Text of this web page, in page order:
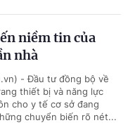
niềm tin của
nhà
- Đầu tư đồng bộ về
thiết bị và năng lực
cho y tế cơ sở đang
chuyển biến rõ nét...